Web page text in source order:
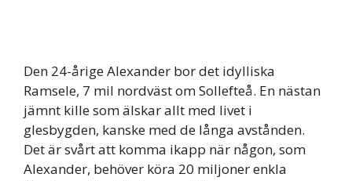
Den 24-årige Alexander bor det idylliska
Ramsele, 7 mil nordväst om Sollefteå. En nästan
jämnt kille som älskar allt med livet i
glesbygden, kanske med de långa avstånden.
Det är svårt att komma ikapp när någon, som
Alexander, behöver köra 20 miljoner enkla